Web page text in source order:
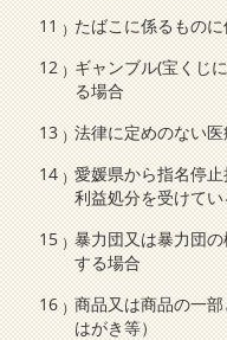
たばこに係るもの
ギャンブル(宝くじ
る場合
法律に定めのない
愛媛県から指名停
利益処分を受けて
暴力団又は暴力団
する場合
商品又は商品の一
はがき等）